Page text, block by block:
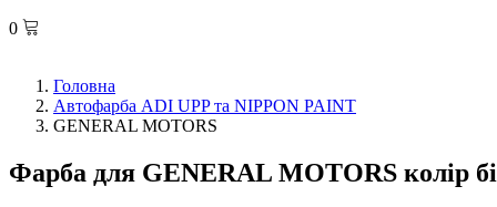
0
Головна
Автофарба ADI UPP та NIPPON PAINT
GENERAL MOTORS
Фарба для GENERAL MOTORS колір